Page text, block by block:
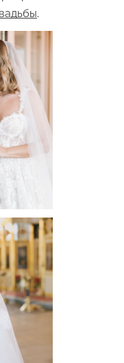
.